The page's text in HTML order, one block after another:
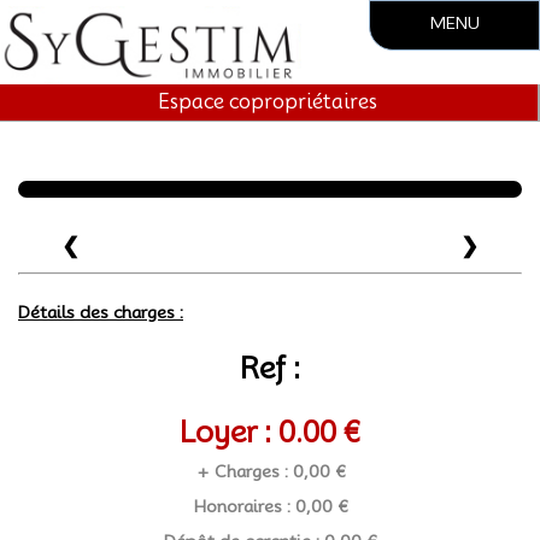
Espace copropriétaires
MENU
Location
❮ ❯
Détails des charges :
Ref :
Loyer : 0.00 €
+ Charges : 0,00 €
Honoraires : 0,00 €